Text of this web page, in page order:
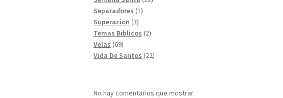
Separadores 11
Superacion 33
productos
Temas Biblicos 22
Velas 6969
productos
Vida De Santos 2222
No hay comentarios que mostrar.